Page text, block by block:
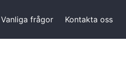
Vanliga frågor Kontakta oss